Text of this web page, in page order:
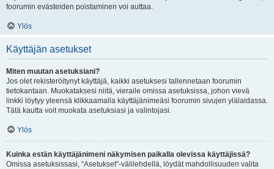
foorumin evästeiden poistaminen voi auttaa.
Ylös
Käyttäjän asetukset
Miten muutan asetuksiani?
Jos olet rekisteröitynyt käyttäjä, kaikki asetuksesi tallennetaan foorumin
tietokantaan. Muokataksesi niitä, vieraile omissa asetuksissa, johon vievä
linkki löytyy yleensä klikkaamalla käyttäjänimeäsi foorumin sivujen ylälaidassa.
Tätä kautta voit muokata asetuksiasi ja valintojasi.
Ylös
Kuinka estän käyttäjänimeni näkymisen paikalla olevissa käyttäjissä?
Omissa asetuksissasi, “Asetukset”-välilehdellä, löydät mahdollisuuden valita